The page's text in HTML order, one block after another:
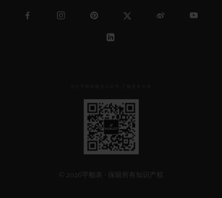
见
下
方
二
维
码
© 2026宇舶表 - 保留所有知识产权